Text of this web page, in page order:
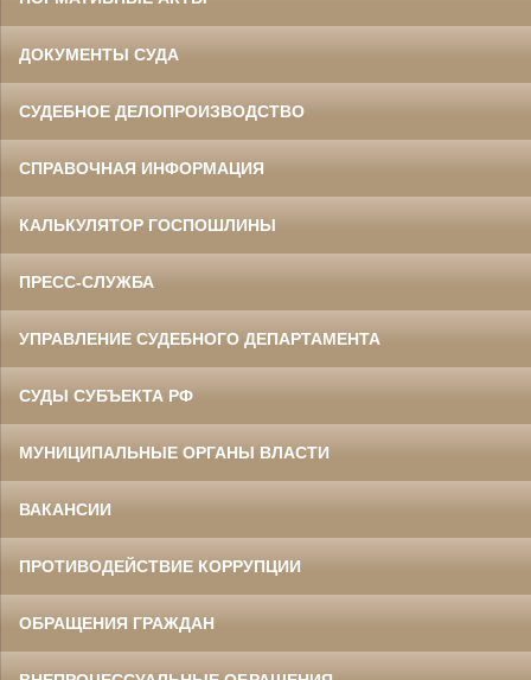
ДОКУМЕНТЫ СУДА
СУДЕБНОЕ ДЕЛОПРОИЗВОДСТВО
СПРАВОЧНАЯ ИНФОРМАЦИЯ
КАЛЬКУЛЯТОР ГОСПОШЛИНЫ
ПРЕСС-СЛУЖБА
УПРАВЛЕНИЕ СУДЕБНОГО ДЕПАРТАМЕНТА
СУДЫ СУБЪЕКТА РФ
МУНИЦИПАЛЬНЫЕ ОРГАНЫ ВЛАСТИ
ВАКАНСИИ
ПРОТИВОДЕЙСТВИЕ КОРРУПЦИИ
ОБРАЩЕНИЯ ГРАЖДАН